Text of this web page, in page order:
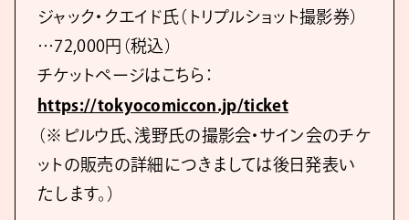
ジャック・クエイド氏（トリプルショット撮影券）
…72,000円（税込）
チケットページはこちら：
https://tokyocomiccon.jp/ticket
（※ピルウ氏、浅野氏の撮影会・サイン会のチケ
ットの販売の詳細につきましては後日発表い
たします。）